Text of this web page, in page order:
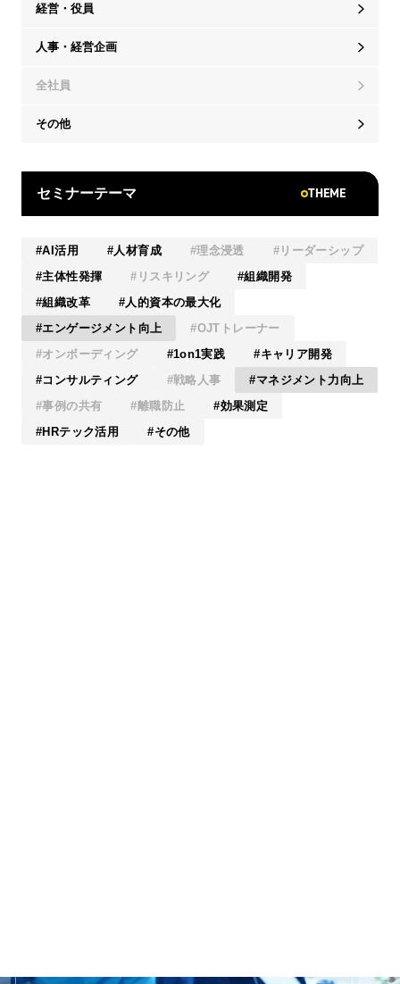
経営・役員
人事・経営企画
全社員
その他
セミナーテーマ THEME
AI活用 人材育成 理念浸透
リーダーシップ
主体性発揮
リスキリング
組織開発
組織改革
人的資本の最大化
エンゲージメント向上
OJTトレーナー
オンボーディング
1on1実践
キャリア開発
コンサルティング
戦略人事
マネジメント力向上
事例の共有
離職防止
効果測定
HRテック活用
その他